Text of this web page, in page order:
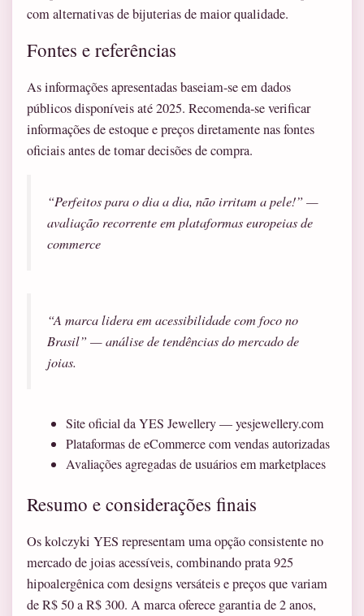
com alternativas de bijuterias de maior qualidade.
Fontes e referências
As informações apresentadas baseiam-se em dados
públicos disponíveis até 2025. Recomenda-se verificar
informações de estoque e preços diretamente nas fontes
oficiais antes de tomar decisões de compra.
“Perfeitos para o dia a dia, não irritam a pele!” —
avaliação recorrente em plataformas europeias de
commerce
“A marca lidera em acessibilidade com foco no
Brasil” — análise de tendências do mercado de
joias.
Site oficial da YES Jewellery — yesjewellery.com
Plataformas de eCommerce com vendas autorizadas
Avaliações agregadas de usuários em marketplaces
Resumo e considerações finais
Os kolczyki YES representam uma opção consistente no
mercado de joias acessíveis, combinando prata 925
hipoalergênica com designs versáteis e preços que variam
de R$ 50 a R$ 300. A marca oferece garantia de 2 anos,